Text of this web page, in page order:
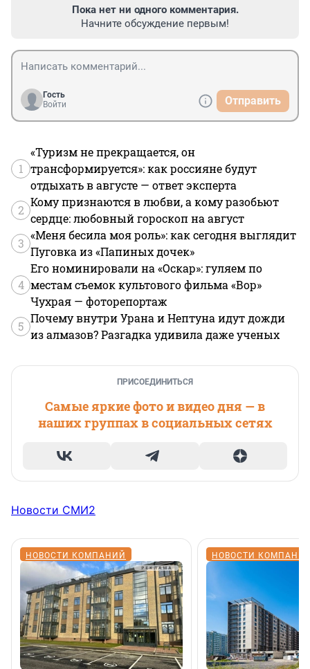
Пока нет ни одного комментария.
Начните обсуждение первым!
Гость
Войти
Отправить
1
«Туризм не прекращается, он
трансформируется»: как россияне будут
отдыхать в августе — ответ эксперта
2
Кому признаются в любви, а кому разобьют
сердце: любовный гороскоп на август
3
«Меня бесила моя роль»: как сегодня выглядит
Пуговка из «Папиных дочек»
4
Его номинировали на «Оскар»: гуляем по
местам съемок культового фильма «Вор»
Чухрая — фоторепортаж
5
Почему внутри Урана и Нептуна идут дожди
из алмазов? Разгадка удивила даже ученых
ПРИСОЕДИНИТЬСЯ
Самые яркие фото и видео дня — в
наших группах в социальных сетях
Новости СМИ2
НОВОСТИ КОМПАНИЙ НОВОСТИ